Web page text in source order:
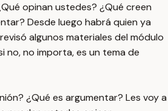
opinan ustedes? ¿Qué creen
Desde luego habrá quien ya
algunos materiales del módulo
no, no importa, es un tema de
¿Qué es argumentar? Les voy a